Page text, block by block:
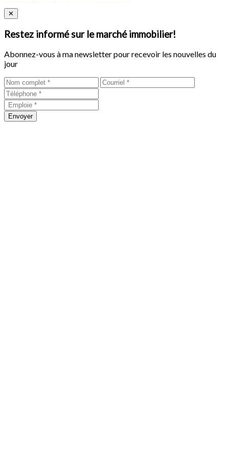
Close
✕
Restez informé sur le marché immobilier!
Abonnez-vous à ma newsletter pour recevoir les nouvelles du
jour
Envoyer